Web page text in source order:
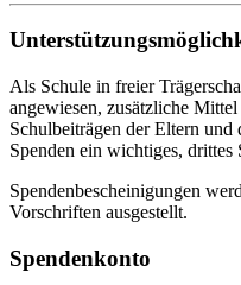
Als Schule in freier
angewiesen, zusätzliche
Schulbeiträgen der Eltern und
Spenden ein wichtiges, drittes
Spendenbescheinigungen
Vorschriften ausgestellt.
Spendenkonto